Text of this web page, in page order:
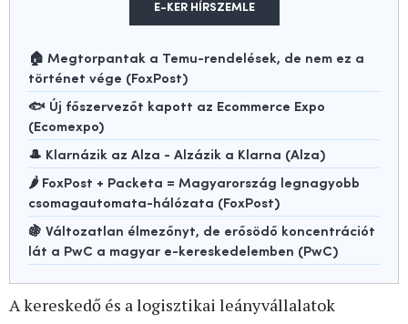
E-KER HÍRSZEMLE
🏠 Megtorpantak a Temu-rendelések, de nem ez a
történet vége (FoxPost)
🐟 Új főszervezőt kapott az Ecommerce Expo
(Ecomexpo)
🎩 Klarnázik az Alza - Alzázik a Klarna (Alza)
🌶️ FoxPost + Packeta = Magyarország legnagyobb
csomagautomata-hálózata (FoxPost)
🍇 Változatlan élmezőnyt, de erősödő koncentrációt
lát a PwC a magyar e-kereskedelemben (PwC)
A kereskedő és a logisztikai leányvállalatok